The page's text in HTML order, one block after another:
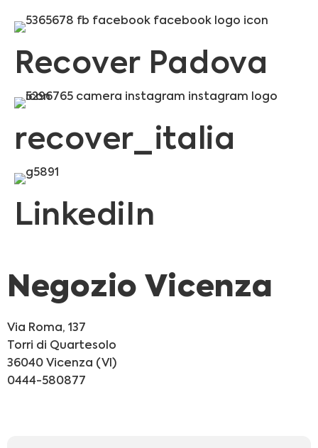
Recover Padova
recover_italia
LinkediIn
Negozio Vicenza
Via Roma, 137
Torri di Quartesolo
36040 Vicenza (VI)
0444-580877